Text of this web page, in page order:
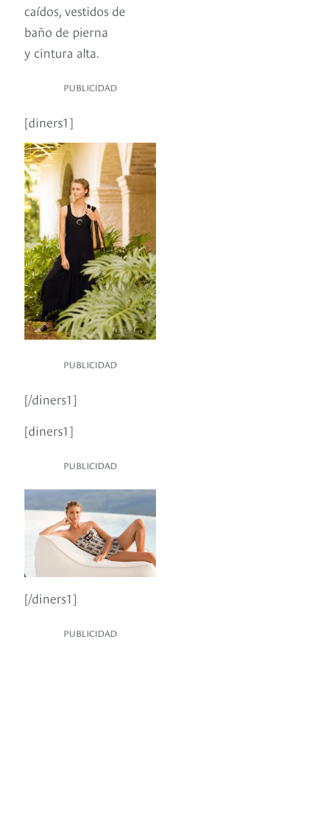
caídos, vestidos de
baño de pierna
y cintura alta.
PUBLICIDAD
[diners1]
PUBLICIDAD
[/diners1]
[diners1]
PUBLICIDAD
[/diners1]
PUBLICIDAD